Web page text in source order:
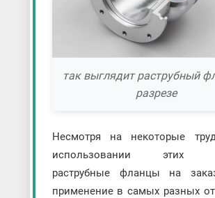
так выглядит раструбный
разрезе
Несмотря на некоторые
использовании этих
раструбные фланцы на
применение в самых разных